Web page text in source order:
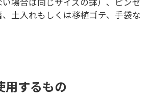
土入れもしくは移植ゴテ、手袋な
用するもの